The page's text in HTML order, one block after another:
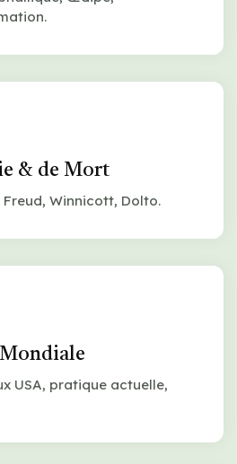
& de Mort
Winnicott, Dolto.
USA, pratique actuelle,